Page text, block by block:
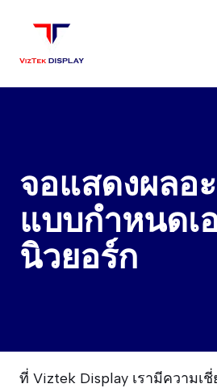
จอแสดงผลอ
แบบกำหนดเ
นิวยอร์ก
ที่ Viztek Display เรามีความ